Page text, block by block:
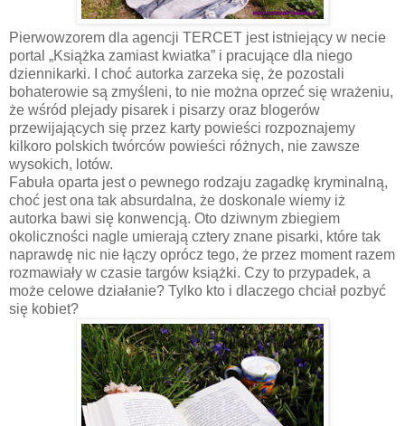
Pierwowzorem dla agencji TERCET jest istniejący w necie
portal „Książka zamiast kwiatka” i pracujące dla niego
dziennikarki. I choć autorka zarzeka się, że pozostali
bohaterowie są zmyśleni, to nie można oprzeć się wrażeniu,
że wśród plejady pisarek i pisarzy oraz blogerów
przewijających się przez karty powieści rozpoznajemy
kilkoro polskich twórców powieści różnych, nie zawsze
wysokich, lotów.
Fabuła oparta jest o pewnego rodzaju zagadkę kryminalną,
choć jest ona tak absurdalna, że doskonale wiemy iż
autorka bawi się konwencją. Oto dziwnym zbiegiem
okoliczności nagle umierają cztery znane pisarki, które tak
naprawdę nic nie łączy oprócz tego, że przez moment razem
rozmawiały w czasie targów książki. Czy to przypadek, a
może celowe działanie? Tylko kto i dlaczego chciał pozbyć
się kobiet?